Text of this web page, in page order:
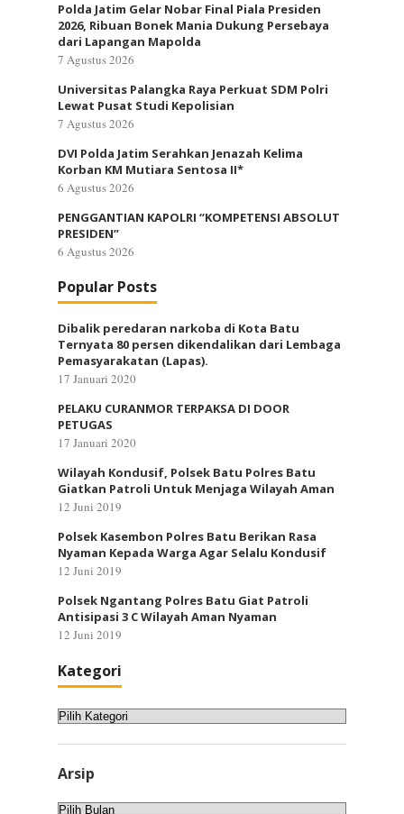
Polda Jatim Gelar Nobar Final Piala Presiden
2026, Ribuan Bonek Mania Dukung Persebaya
dari Lapangan Mapolda
7 Agustus 2026
Universitas Palangka Raya Perkuat SDM Polri
Lewat Pusat Studi Kepolisian
7 Agustus 2026
DVI Polda Jatim Serahkan Jenazah Kelima
Korban KM Mutiara Sentosa II*
6 Agustus 2026
PENGGANTIAN KAPOLRI “KOMPETENSI ABSOLUT
PRESIDEN”
6 Agustus 2026
Popular Posts
Dibalik peredaran narkoba di Kota Batu
Ternyata 80 persen dikendalikan dari Lembaga
Pemasyarakatan (Lapas).
17 Januari 2020
PELAKU CURANMOR TERPAKSA DI DOOR
PETUGAS
17 Januari 2020
Wilayah Kondusif, Polsek Batu Polres Batu
Giatkan Patroli Untuk Menjaga Wilayah Aman
12 Juni 2019
Polsek Kasembon Polres Batu Berikan Rasa
Nyaman Kepada Warga Agar Selalu Kondusif
12 Juni 2019
Polsek Ngantang Polres Batu Giat Patroli
Antisipasi 3 C Wilayah Aman Nyaman
12 Juni 2019
Kategori
Kategori
Arsip
Arsip